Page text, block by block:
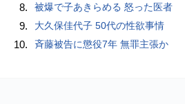
8. 被爆で子あきらめる 怒った医者
9. 大久保佳代子 50代の性欲事情
10. 斉藤被告に懲役7年 無罪主張か